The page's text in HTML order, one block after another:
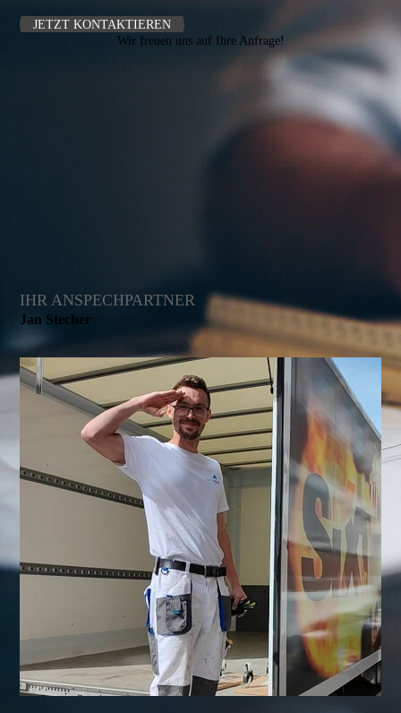
JETZT KONTAKTIEREN
Wir freuen uns auf Ihre Anfrage!
IHR ANSPECHPARTNER
Jan Stecher